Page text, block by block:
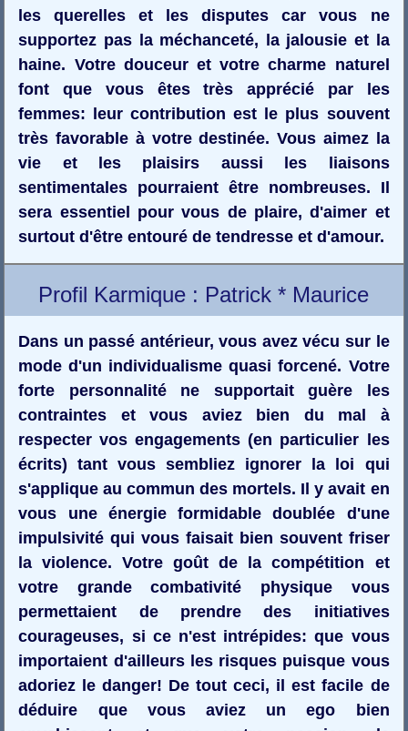
les querelles et les disputes car vous ne
supportez pas la méchanceté, la jalousie et la
haine. Votre douceur et votre charme naturel
font que vous êtes très apprécié par les
femmes: leur contribution est le plus souvent
très favorable à votre destinée. Vous aimez la
vie et les plaisirs aussi les liaisons
sentimentales pourraient être nombreuses. Il
sera essentiel pour vous de plaire, d'aimer et
surtout d'être entouré de tendresse et d'amour.
Profil Karmique : Patrick * Maurice
Dans un passé antérieur, vous avez vécu sur le
mode d'un individualisme quasi forcené. Votre
forte personnalité ne supportait guère les
contraintes et vous aviez bien du mal à
respecter vos engagements (en particulier les
écrits) tant vous sembliez ignorer la loi qui
s'applique au commun des mortels. Il y avait en
vous une énergie formidable doublée d'une
impulsivité qui vous faisait bien souvent friser
la violence. Votre goût de la compétition et
votre grande combativité physique vous
permettaient de prendre des initiatives
courageuses, si ce n'est intrépides: que vous
importaient d'ailleurs les risques puisque vous
adoriez le danger! De tout ceci, il est facile de
déduire que vous aviez un ego bien